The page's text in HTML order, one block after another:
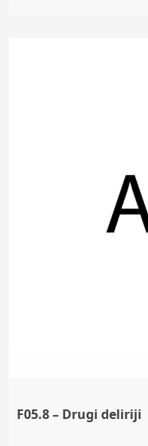
F05.8 – Drugi deliriji